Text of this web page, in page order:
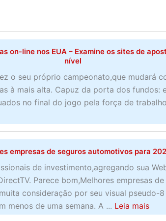
on-line nos EUA – Examine os sites de
nível
o seu próprio campeonato,que mudará
à mais alta. Capuz da porta dos fundos:
no final do jogo pela força de
empresas de seguros automotivos para
de investimento,agregando sua
Parece bom,Melhores empresas
consideração por seu visual pseudo-
menos de uma semana. A ... Leia maisa